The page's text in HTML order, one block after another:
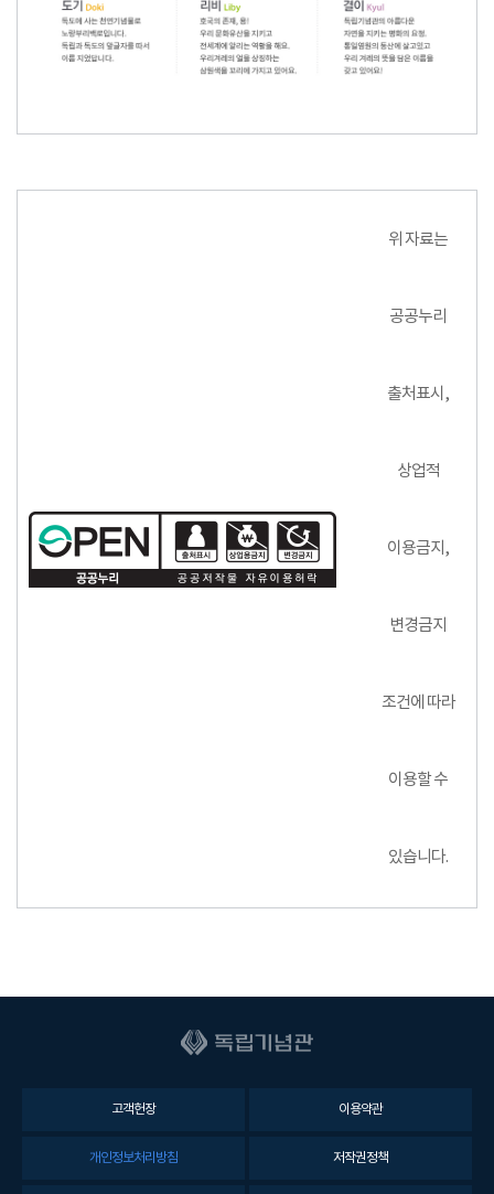
위 자료는
공공누리
출처표시,
상업적
이용금지,
변경금지
조건에 따라
이용할 수
있습니다.
고객헌장 이용약관
개인정보처리방침 저작권정책